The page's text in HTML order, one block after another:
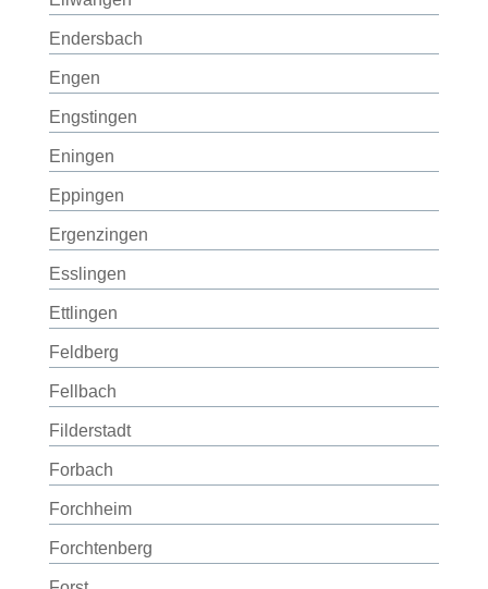
Endersbach
Engen
Engstingen
Eningen
Eppingen
Ergenzingen
Esslingen
Ettlingen
Feldberg
Fellbach
Filderstadt
Forbach
Forchheim
Forchtenberg